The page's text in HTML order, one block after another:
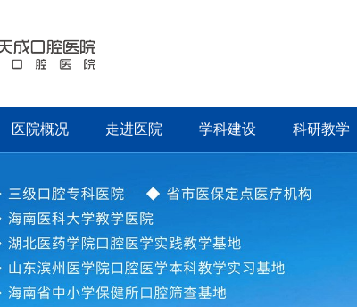
医院概况 走进医院 学科建设 科研教学